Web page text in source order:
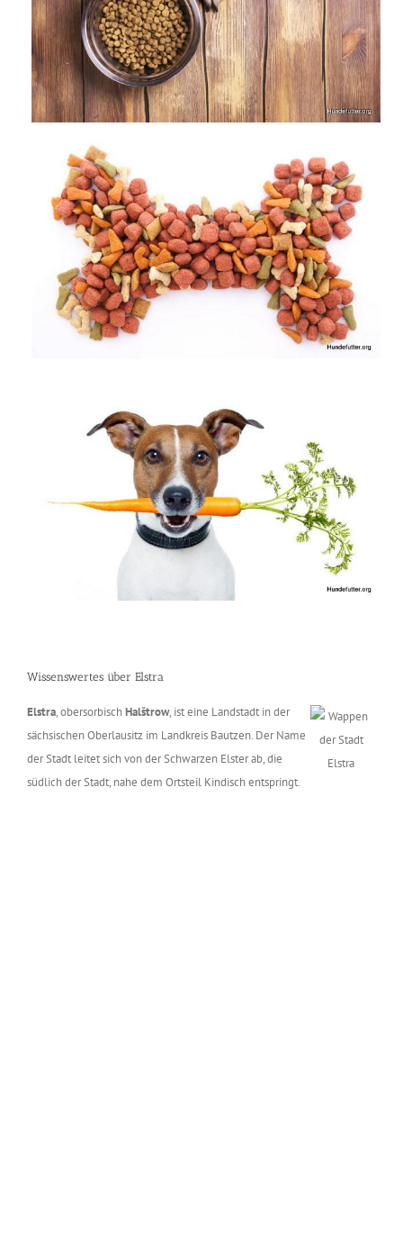
Wissenswertes über Elstra
Elstra, obersorbischHalštrow, ist eine Landstadt in der
sächsischen Oberlausitz im Landkreis Bautzen. Der Name
der Stadt leitet sich von der Schwarzen Elster ab, die
südlich der Stadt, nahe dem Ortsteil Kindisch entspringt.